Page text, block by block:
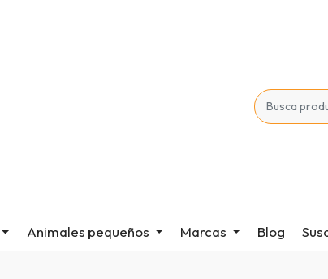
Animales pequeños Marcas Blog